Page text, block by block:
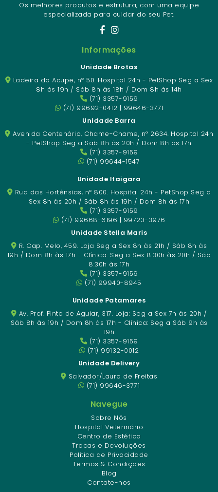
Os melhores produtos e estrutura, com uma equipe
especializada para cuidar do seu Pet.
Informações
Unidade Brotas
Ladeira do Acupe, nº 50. Hospital 24h - PetShop Seg a Sex
8h às 19h / Sáb 8h às 18h / Dom 8h às 14h
(71) 3357-9159
(71) 99692-0412 | 99646-3771
Unidade Barra
Avenida Centenário, Chame-Chame, nº 2634. Hospital 24h
- PetShop Seg a Sab 8h às 20h / Dom 8h às 17h
(71) 3357-9159
(71) 99644-1547
Unidade Itaigara
Rua das Hortênsias, nº 800. Hospital 24h - PetShop Seg a
Sex 8h às 20h / Sáb 8h às 19h / Dom 8h às 17h
(71) 3357-9159
(71) 99668-6196 | 99723-3976
Unidade Stella Maris
R. Cap. Melo, 459. Loja Seg a Sex 8h às 21h / Sáb 8h às
19h / Dom 8h às 17h - Clínica: Seg a Sex 8:30h às 20h / Sáb
8:30h às 17h
(71) 3357-9159
(71) 99940-8945
Unidade Patamares
Av. Prof. Pinto de Aguiar, 317. Loja: Seg a Sex 7h às 20h /
Sáb 8h às 19h / Dom 8h às 17h - Clínica: Seg a Sáb 9h às
19h
(71) 3357-9159
(71) 99132-0012
Unidade Delivery
Salvador/Lauro de Freitas
(71) 99646-3771
Navegue
Sobre Nós
Hospital Veterinário
Centro de Estética
Trocas e Devoluções
Política de Privacidade
Termos & Condições
Blog
Contate-nos